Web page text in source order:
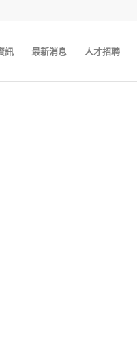
訊 最新消息 人才招聘